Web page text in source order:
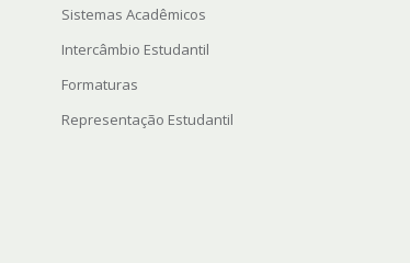
Sistemas Acadêmicos
Intercâmbio Estudantil
Formaturas
Representação Estudantil